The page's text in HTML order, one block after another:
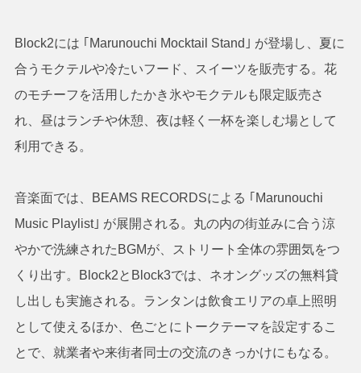
Block2には ｢Marunouchi Mocktail Stand｣ が登場し、夏に
合うモクテルや冷たいフード、スイーツを販売する。花
のモチーフを活用したかき氷やモクテルも限定販売さ
れ、昼はランチや休憩、夜は軽く一杯を楽しむ場として
利用できる。
音楽面では、BEAMS RECORDSによる ｢Marunouchi
Music Playlist｣ が展開される。丸の内の街並みに合う涼
やかで洗練されたBGMが、ストリート全体の雰囲気をつ
くり出す。Block2とBlock3では、ネオングッズの無料貸
し出しも実施される。ランタンは飲食エリアの卓上照明
として使えるほか、色ごとにトークテーマを設定するこ
とで、就業者や来街者同士の交流のきっかけにもなる。